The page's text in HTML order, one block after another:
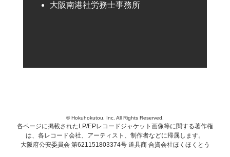
大阪南港社労務士事務所
© Hokuhokutou, Inc. All Rights Reserved.
各ページに掲載されたLP/EPレコードジャケット画像等に関する著作権
は、各レコード会社、アーティスト、制作者などに帰属します。
大阪府公安委員会 第621151803374号 道具商 合資会社ほくほくとう